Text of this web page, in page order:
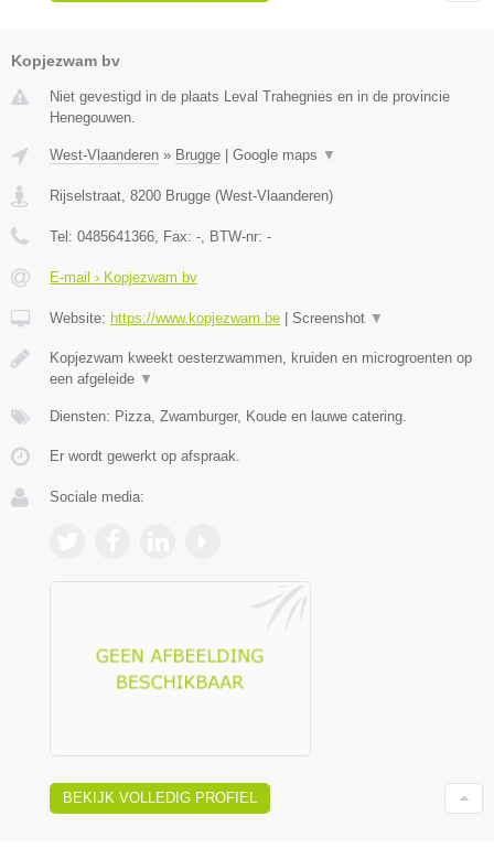
Kopjezwam bv
Niet gevestigd in de plaats Leval Trahegnies en in de provincie
Henegouwen.
West-Vlaanderen » Brugge Google maps ▼
Rijselstraat 8200 Brugge (West-Vlaanderen)
Tel: 0485641366 , Fax: - , BTW-nr: -
E-mail › Kopjezwam bv
Website: https://www.kopjezwam.be Screenshot ▼
Kopjezwam kweekt oesterzwammen, kruiden en microgroenten op
een afgeleide ▼
Diensten: Pizza, Zwamburger, Koude en lauwe catering.
Er wordt gewerkt op afspraak.
Sociale media:
BEKIJK VOLLEDIG PROFIEL